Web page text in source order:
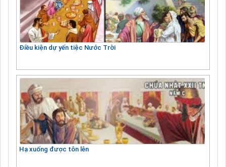
Điều kiện dự yến tiệc Nước Trời
Hạ xuống được tôn lên